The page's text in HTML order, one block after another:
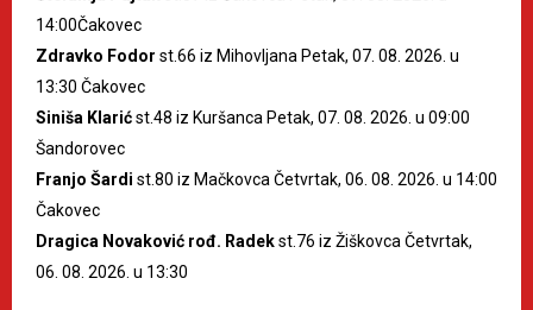
14:00Čakovec
Zdravko Fodor st.66 iz Mihovljana Petak, 07. 08. 2026. u
13:30 Čakovec
Siniša Klarićst.48 iz Kuršanca Petak, 07. 08. 2026. u 09:00
Šandorovec
Franjo Šardi st.80 iz Mačkovca Četvrtak, 06. 08. 2026. u 14:00
Čakovec
Dragica Novaković rođ. Radekst.76 iz Žiškovca Četvrtak,
06. 08. 2026. u 13:30